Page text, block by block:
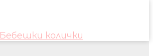
Бебешки колички